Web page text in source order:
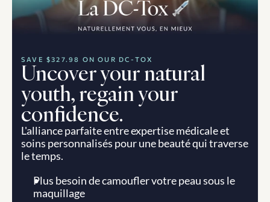
SAVE $327.98 ON OUR DC-TOX
Uncover your natural
youth, regain your
confidence.
L'alliance parfaite entre expertise médicale et
soins personnalisés pour une beauté qui traverse
le temps.
Plus besoin de camoufler votre peau sous le
maquillage